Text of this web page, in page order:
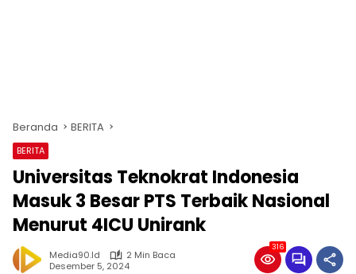
Beranda BERITA
BERITA
Universitas Teknokrat Indonesia
Masuk 3 Besar PTS Terbaik Nasional
Menurut 4ICU Unirank
Media90.id
2 Min Baca
Desember 5, 2024
316